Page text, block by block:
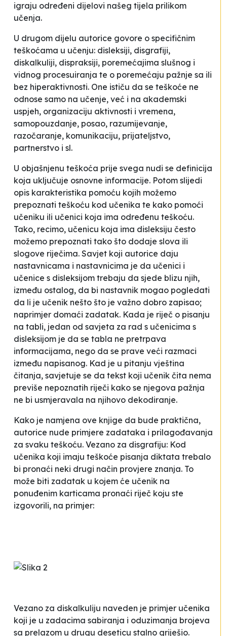
igraju određeni dijelovi našeg tijela prilikom
učenja.
U drugom dijelu autorice govore o specifičnim
teškoćama u učenju: disleksiji, disgrafiji,
diskalkuliji, dispraksiji, poremećajima slušnog i
vidnog procesuiranja te o poremećaju pažnje sa ili
bez hiperaktivnosti. One ističu da se teškoće ne
odnose samo na učenje, već i na akademski
uspjeh, organizaciju aktivnosti i vremena,
samopouzdanje, posao, razumijevanje,
razočaranje, komunikaciju, prijateljstvo,
partnerstvo i sl.
U objašnjenu teškoća prije svega nudi se definicija
koja uključuje osnovne informacije. Potom slijedi
opis karakteristika pomoću kojih možemo
prepoznati teškoću kod učenika te kako pomoći
učeniku ili učenici koja ima određenu teškoću.
Tako, recimo, učenicu koja ima disleksiju često
možemo prepoznati tako što dodaje slova ili
slogove riječima. Savjet koji autorice daju
nastavnicama i nastavnicima je da učenici i
učenice s disleksijom trebaju da sjede blizu njih,
između ostalog, da bi nastavnik mogao pogledati
da li je učenik nešto što je važno dobro zapisao;
naprimjer domaći zadatak. Kada je riječ o pisanju
na tabli, jedan od savjeta za rad s učenicima s
disleksijom je da se tabla ne pretrpava
informacijama, nego da se prave veći razmaci
između napisanog. Kad je u pitanju vještina
čitanja, savjetuje se da tekst koji učenik čita nema
previše nepoznatih riječi kako se njegova pažnja
ne bi usmjeravala na njihovo dekodiranje.
Kako je namjena ove knjige da bude praktična,
autorice nude primjere zadataka i prilagođavanja
za svaku teškoću. Vezano za disgrafiju: Kod
učenika koji imaju teškoće pisanja diktata trebalo
bi pronaći neki drugi način provjere znanja. To
može biti zadatak u kojem će učenik na
ponuđenim karticama pronaći riječ koju ste
izgovorili, na primjer:
Vezano za diskalkuliju naveden je primjer učenika
koji je u zadacima sabiranja i oduzimanja brojeva
sa prelazom u drugu deseticu stalno griješio.